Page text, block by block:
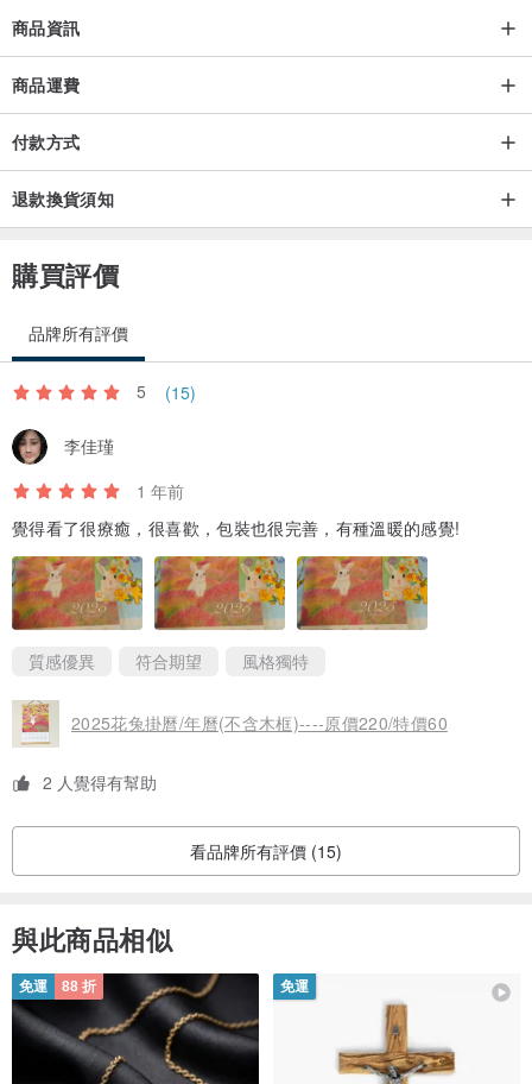
商品資訊
商品運費
付款方式
退款換貨須知
購買評價
品牌所有評價
5 (15)
李佳瑾
1 年前
覺得看了很療癒，很喜歡，包裝也很完善，有種溫暖的感覺!
質感優異 符合期望 風格獨特
2025花兔掛曆/年曆(不含木框)----原價220/特價60
2 人覺得有幫助
看品牌所有評價 (15)
與此商品相似
免運 88 折 免運